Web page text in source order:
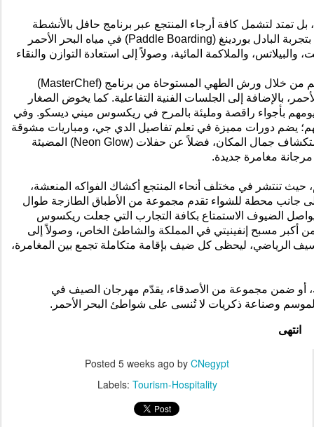
تمتد لتشمل كافة أرجاء المنتجع عبر برنامج حافل بالأنشطة
تجربة البادل بوردينغ (
Paddle Boarding
) في مياه البحر الأحمر
والبيلاتس، والملاكمة المائية، وصولاً إلى استعادة التوازن والنقاء
من خلال ورش الطهي المستوحاة من برنامج (
MasterChef
)
بالإضافة إلى الجلسات الفنية التفاعلية. كما يخوض الصغار
بأجواء راقصة ومليئة بالمرح في ريكسوس ميني ديسكو. وفي
يضم دورات مميزة في تعلم تفاصيل الدي جي، ومباريات مشوقة
جمال المكان، فضلاً عن حفلات (
Neon Glow
) المضيئة
مغامرة جديدة.
تنتشر في مختلف أنحاء المنتجع أكشاك الفواكه المنعشة،
جانب محطة للشواء تقدم مجموعة من الأطباق الطازجة طوال
الضيوف الاستمتاع بكافة التجارب التي جعلت ريكسوس
أكبر مسبح إنفينيتي في المملكة والشاطئ الخاص، وصولاً إلى
الرياضي، ليحظى كل ضيف بإقامة متكاملة تجمع بين المغامرة،
أو ضمن مجموعة من الأصدقاء، يقدّم مهرجان الصيف في
وصناعة ذكريات لا تُنسى على شواطئ البحر الأحمر .
انتهى
Posted 5 weeks ago by CNegypt
Labels: Tourism-Hospitality